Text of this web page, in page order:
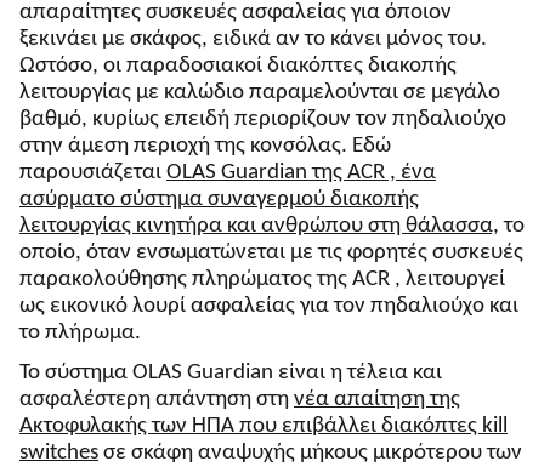
απαραίτητες συσκευές ασφαλείας για όποιον
ξεκινάει με σκάφος, ειδικά αν το κάνει μόνος του.
Ωστόσο, οι παραδοσιακοί διακόπτες διακοπής
λειτουργίας με καλώδιο παραμελούνται σε μεγάλο
βαθμό, κυρίως επειδή περιορίζουν τον πηδαλιούχο
στην άμεση περιοχή της κονσόλας. Εδώ
παρουσιάζεται OLAS Guardian της ACR , ένα
ασύρματο σύστημα συναγερμού διακοπής
λειτουργίας κινητήρα και ανθρώπου στη θάλασσα, το
οποίο, όταν ενσωματώνεται με τις φορητές συσκευές
παρακολούθησης πληρώματος της ACR , λειτουργεί
ως εικονικό λουρί ασφαλείας για τον πηδαλιούχο και
το πλήρωμα.
Το σύστημα OLAS Guardian είναι η τέλεια και
ασφαλέστερη απάντηση στη νέα απαίτηση της
Ακτοφυλακής των ΗΠΑ που επιβάλλει διακόπτες kill
switches σε σκάφη αναψυχής μήκους μικρότερου των